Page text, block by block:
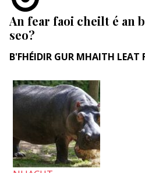
An fear faoi cheilt é an
seo?
B'FHÉIDIR GUR MHAITH LEAT